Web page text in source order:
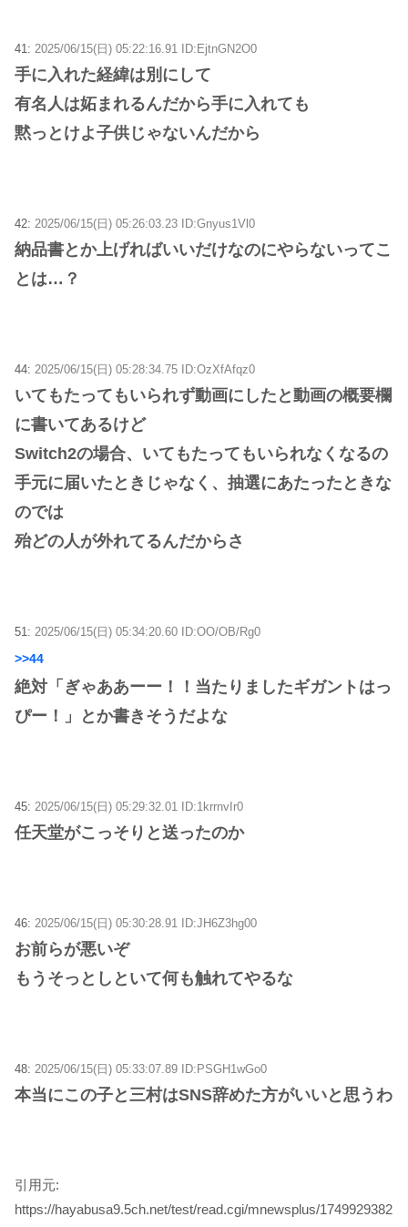
41: 2025/06/15(日) 05:22:16.91 ID:EjtnGN2O0
手に入れた経緯は別にして
有名人は妬まれるんだから手に入れても
黙っとけよ子供じゃないんだから
42: 2025/06/15(日) 05:26:03.23 ID:Gnyus1Vl0
納品書とか上げればいいだけなのにやらないってこ
とは…？
44: 2025/06/15(日) 05:28:34.75 ID:OzXfAfqz0
いてもたってもいられず動画にしたと動画の概要欄
に書いてあるけど
Switch2の場合、いてもたってもいられなくなるの
手元に届いたときじゃなく、抽選にあたったときな
のでは
殆どの人が外れてるんだからさ
51: 2025/06/15(日) 05:34:20.60 ID:OO/OB/Rg0
>>44
絶対「ぎゃああーー！！当たりましたギガントはっ
ぴー！」とか書きそうだよな
45: 2025/06/15(日) 05:29:32.01 ID:1krrnvIr0
任天堂がこっそりと送ったのか
46: 2025/06/15(日) 05:30:28.91 ID:JH6Z3hg00
お前らが悪いぞ
もうそっとしといて何も触れてやるな
48: 2025/06/15(日) 05:33:07.89 ID:PSGH1wGo0
本当にこの子と三村はSNS辞めた方がいいと思うわ
引用元:
https://hayabusa9.5ch.net/test/read.cgi/mnewsplus/1749929382